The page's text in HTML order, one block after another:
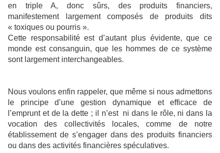
en triple A, donc sûrs, des produits financiers,
manifestement largement composés de produits dits
« toxiques ou pourris ».
Cette responsabilité est d’autant plus évidente, que ce
monde est consanguin, que les hommes de ce système
sont largement interchangeables.
Nous voulons enfin rappeler, que même si nous admettons
le principe d’une gestion dynamique et efficace de
l’emprunt et de la dette ; il n’est ni dans le rôle, ni dans la
vocation des collectivités locales, comme de notre
établissement de s’engager dans des produits financiers
ou dans des activités financières spéculatives.